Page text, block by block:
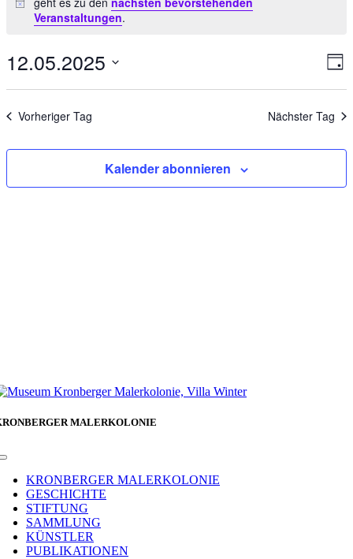
12.
Hinweis
Veranstaltungen.
Tag
12.05.2025
Vorheriger Tag Nächster Tag
Kalender abonnieren
MALERKOLONIE
Toggle
NavigationKRONBERGER MALERKOLONIE
GESCHICHTE
STIFTUNG
SAMMLUNG
KÜNSTLER
PUBLIKATIONEN